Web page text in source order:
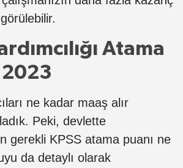
Atama
2023
ne kadar maaş alır
Peki, devlette
gerekli KPSS atama puanı ne
da detaylı olarak